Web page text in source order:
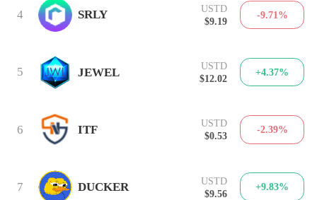
4 SRLY
USTD
$9.19
-9.71%
5 JEWEL
USTD
$12.02
+4.37%
6 ITF
USTD
$0.53
-2.39%
7 DUCKER
USTD
$9.56
+9.83%